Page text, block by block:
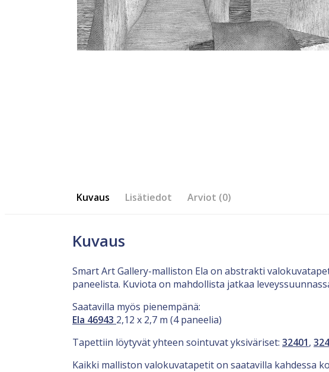
Kuvaus Lisätiedot Arviot (0)
Kuvaus
Smart Art Gallery-malliston Ela on abstrakti
paneelista. Kuviota on mahdollista jatkaa
Saatavilla myös pienempänä:
Ela 46943 2,12 x 2,7 m (4 paneelia)
Tapettiin löytyvät yhteen sointuvat yksiväriset: 32401,
Kaikki malliston valokuvatapetit on saatavilla kahdessa